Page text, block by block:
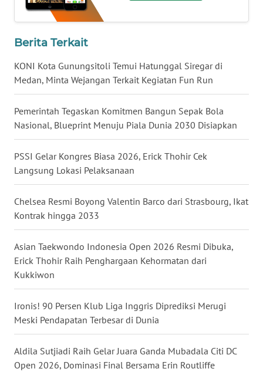
Berita Terkait
KONI Kota Gunungsitoli Temui Hatunggal Siregar di
Medan, Minta Wejangan Terkait Kegiatan Fun Run
Pemerintah Tegaskan Komitmen Bangun Sepak Bola
Nasional, Blueprint Menuju Piala Dunia 2030 Disiapkan
PSSI Gelar Kongres Biasa 2026, Erick Thohir Cek
Langsung Lokasi Pelaksanaan
Chelsea Resmi Boyong Valentin Barco dari Strasbourg, Ikat
Kontrak hingga 2033
Asian Taekwondo Indonesia Open 2026 Resmi Dibuka,
Erick Thohir Raih Penghargaan Kehormatan dari
Kukkiwon
Ironis! 90 Persen Klub Liga Inggris Diprediksi Merugi
Meski Pendapatan Terbesar di Dunia
Aldila Sutjiadi Raih Gelar Juara Ganda Mubadala Citi DC
Open 2026, Dominasi Final Bersama Erin Routliffe
KALTARA
WN
KALSEL
WN
KALTIM
WN
WN
WN
MALUKU
MALUT
DAIRI